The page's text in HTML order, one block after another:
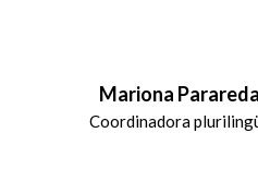
Mariona Parareda
Coordinadora